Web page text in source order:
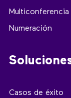
Multiconferencia
Numeración
Casos de éxito